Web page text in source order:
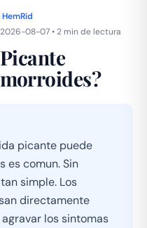
08-07 • 2 min de lectura
picante puede
es comun. Sin
simple. Los
directamente
los sintomas